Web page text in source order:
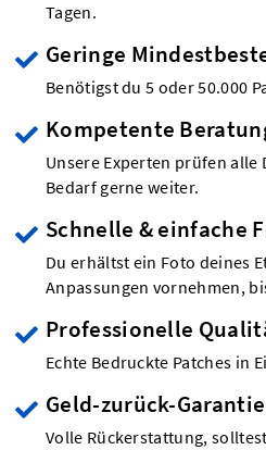
Tagen.
Geringe
Benötigst du 5 oder 50.000
Kompetente
Unsere Experten prüfen
Bedarf gerne weiter.
Schnelle & einfache
Du erhältst ein Foto deines
Anpassungen vornehmen,
Professionelle
Echte Bedruckte Patches in
Geld-zurück-Garantie
Volle Rückerstattung,